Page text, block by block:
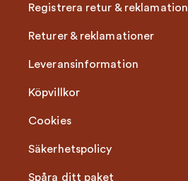
Registrera retur & reklamation
Returer & reklamationer
Leveransinformation
Köpvillkor
Cookies
Säkerhetspolicy
Spåra ditt paket